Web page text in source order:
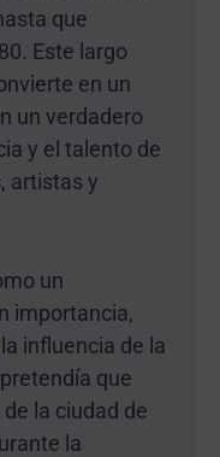
que
Este largo
en un
un verdadero
y el talento de
artistas y
un
importancia,
influencia de la
que
la ciudad de
la